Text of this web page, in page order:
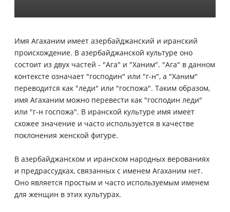
Имя Агаханим имеет азербайджанский и иранский
происхождение. В азербайджанской культуре оно
состоит из двух частей - "Ага" и "Ханим". "Ага" в данном
контексте означает "господин" или "г-н", а "Ханим"
переводится как "леди" или "госпожа". Таким образом,
имя Агаханим можно перевести как "господин леди"
или "г-н госпожа". В иранской культуре имя имеет
схожее значение и часто используется в качестве
поклонения женской фигуре.
В азербайджанском и иранском народных верованиях
и предрассудках, связанных с именем Агаханим нет.
Оно является простым и часто используемым именем
для женщин в этих культурах.